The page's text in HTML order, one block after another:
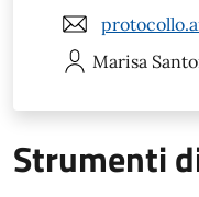
Marisa
Strumenti